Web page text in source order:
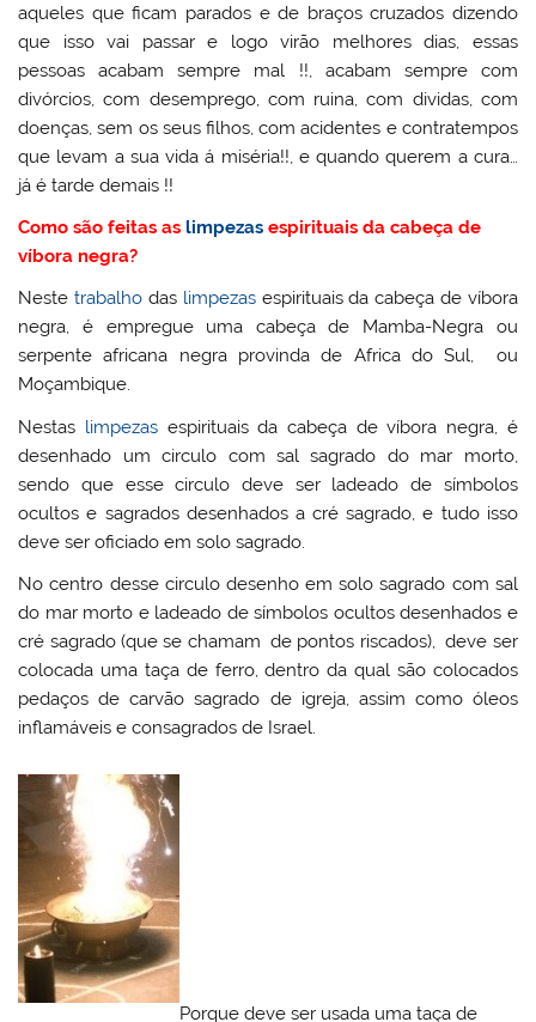
aqueles que ficam parados e de braços cruzados dizendo
que isso vai passar e logo virão melhores dias, essas
pessoas acabam sempre mal !!, acabam sempre com
divórcios, com desemprego, com ruina, com dividas, com
doenças, sem os seus filhos, com acidentes e contratempos
que levam a sua vida á miséria!!, e quando querem a cura…
já é tarde demais !!
Como são feitas aslimpezas espirituais da cabeça de
víbora negra?
Nestetrabalho das limpezasespirituais da cabeça de víbora
negra, é empregue uma cabeça de Mamba-Negra ou
serpente africana negra provinda de Africa do Sul, ou
Moçambique.
Nestas limpezasespirituais da cabeça de víbora negra, é
desenhado um circulo com sal sagrado do mar morto,
sendo que esse circulo deve ser ladeado de símbolos
ocultos e sagrados desenhados a cré sagrado, e tudo isso
deve ser oficiado em solo sagrado.
No centro desse circulo desenho em solo sagrado com sal
do mar morto e ladeado de símbolos ocultos desenhados e
cré sagrado (que se chamam de pontos riscados), deve ser
colocada uma taça de ferro, dentro da qual são colocados
pedaços de carvão sagrado de igreja, assim como óleos
inflamáveis e consagrados de Israel.
Porque deve ser usada uma taça de